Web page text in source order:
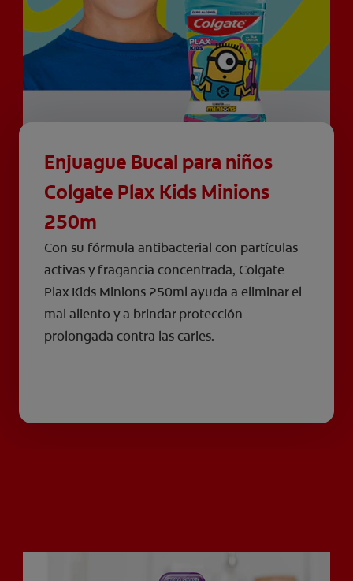
Enjuague Bucal para niños
Colgate Plax Kids Minions
250m
Con su fórmula antibacterial con partículas
activas y fragancia concentrada, Colgate
Plax Kids Minions 250ml ayuda a eliminar el
mal aliento y a brindar protección
prolongada contra las caries.